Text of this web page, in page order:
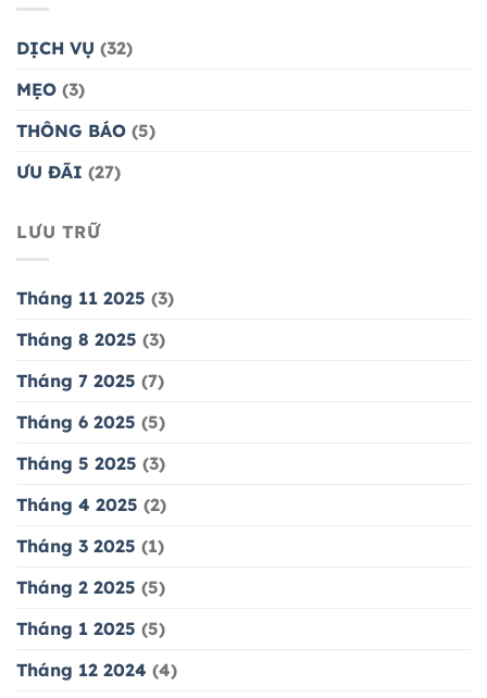
DỊCH VỤ (32)
MẸO (3)
THÔNG BÁO (5)
ƯU ĐÃI (27)
LƯU TRỮ
Tháng 11 2025 (3)
Tháng 8 2025 (3)
Tháng 7 2025 (7)
Tháng 6 2025 (5)
Tháng 5 2025 (3)
Tháng 4 2025 (2)
Tháng 3 2025 (1)
Tháng 2 2025 (5)
Tháng 1 2025 (5)
Tháng 12 2024 (4)